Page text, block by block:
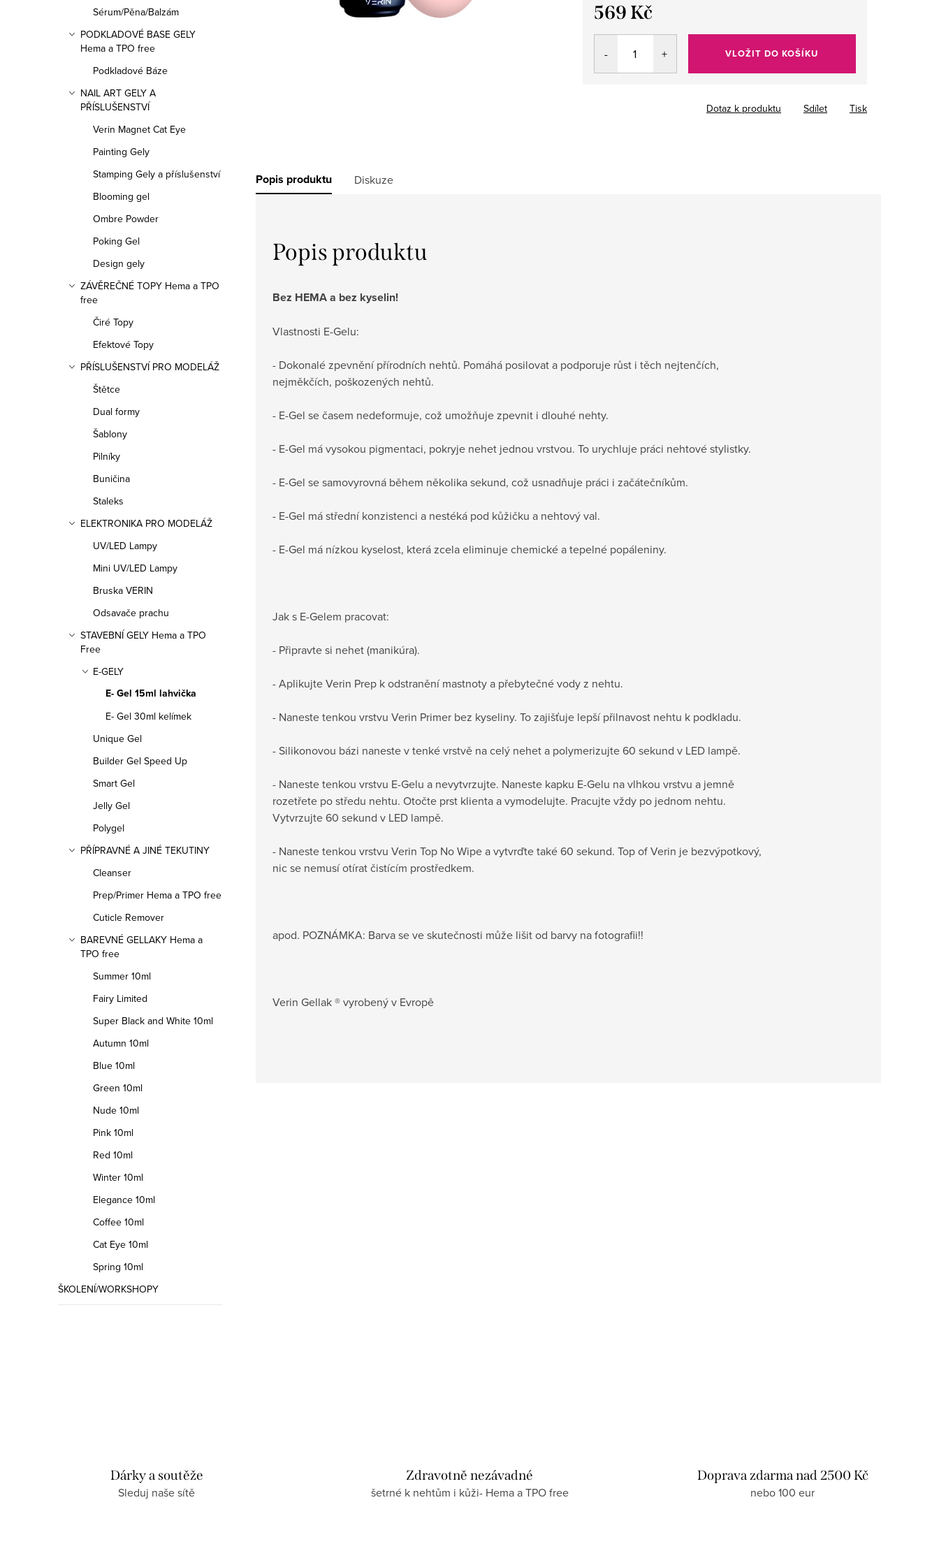
n
p
Sérum/Pěna/Balzám
PODKLADOVÉ BASE GELY
Hema a TPO free
Podkladové Báze
NAIL ART GELY A
PŘÍSLUŠENSTVÍ
Verin Magnet Cat Eye
Painting Gely
Stamping Gely a příslušenství
Blooming gel
Ombre Powder
Poking Gel
Design gely
ZÁVĚREČNÉ TOPY Hema a TPO
free
Čiré Topy
Efektové Topy
PŘÍSLUŠENSTVÍ PRO MODELÁŽ
Štětce
Dual formy
Šablony
Pilníky
Buničina
Staleks
ELEKTRONIKA PRO MODELÁŽ
UV/LED Lampy
Mini UV/LED Lampy
Bruska VERIN
Odsavače prachu
STAVEBNÍ GELY Hema a TPO
Free
E-GELY
E- Gel 15ml lahvička
E- Gel 30ml kelímek
Unique Gel
Builder Gel Speed Up
Smart Gel
Jelly Gel
Polygel
PŘÍPRAVNÉ A JINÉ TEKUTINY
Cleanser
Prep/Primer Hema a TPO free
Cuticle Remover
BAREVNÉ GELLAKY Hema a
TPO free
Summer 10ml
Fairy Limited
Super Black and White 10ml
Autumn 10ml
Blue 10ml
Green 10ml
Nude 10ml
Pink 10ml
Red 10ml
Winter 10ml
Elegance 10ml
Coffee 10ml
Cat Eye 10ml
Spring 10ml
ŠKOLENÍ/WORKSHOPY
569 Kč
Měrná
VLOŽIT DO KOŠÍKU
Tisk
Dotaz k produktu Sdílet
Popis produktu Diskuze
Popis produktu
Bez HEMA a bez kyselin!
Vlastnosti E-Gelu:
- Dokonalé zpevnění přírodních nehtů. Pomáhá posilovat a podporuje růst i těch nejtenčích,
nejměkčích, poškozených nehtů.
- E-Gel se časem nedeformuje, což umožňuje zpevnit i dlouhé nehty.
- E-Gel má vysokou pigmentaci, pokryje nehet jednou vrstvou. To urychluje práci nehtové stylistky.
- E-Gel se samovyrovná během několika sekund, což usnadňuje práci i začátečníkům.
- E-Gel má střední konzistenci a nestéká pod kůžičku a nehtový val.
- E-Gel má nízkou kyselost, která zcela eliminuje chemické a tepelné popáleniny.
Jak s E-Gelem pracovat:
- Připravte si nehet (manikúra).
- Aplikujte Verin Prep k odstranění mastnoty a přebytečné vody z nehtu.
- Naneste tenkou vrstvu Verin Primer bez kyseliny. To zajišťuje lepší přilnavost nehtu k podkladu.
- Silikonovou bázi naneste v tenké vrstvě na celý nehet a polymerizujte 60 sekund v LED lampě.
- Naneste tenkou vrstvu E-Gelu a nevytvrzujte. Naneste kapku E-Gelu na vlhkou vrstvu a jemně
rozetřete po středu nehtu. Otočte prst klienta a vymodelujte. Pracujte vždy po jednom nehtu.
Vytvrzujte 60 sekund v LED lampě.
- Naneste tenkou vrstvu Verin Top No Wipe a vytvrďte také 60 sekund. Top of Verin je bezvýpotkový,
nic se nemusí otírat čistícím prostředkem.
apod. POZNÁMKA: Barva se ve skutečnosti může lišit od barvy na fotografii!!
Verin Gellak ® vyrobený v Evropě
Dárky a soutěže
Sleduj naše sítě
Zdravotně nezávadné
šetrné k nehtům i kůži- Hema a TPO free
Doprava zdarma nad 2500 Kč
nebo 100 eur